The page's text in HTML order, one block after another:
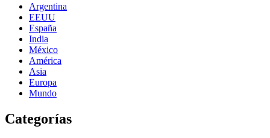
Argentina
EEUU
España
India
México
América
Asia
Europa
Mundo
Categorías